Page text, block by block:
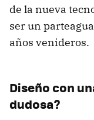
de la nueva
ser un
años venideros.
Diseño con
dudosa?